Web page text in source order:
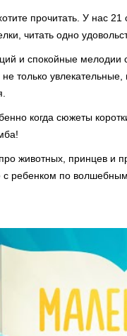
прочитать. У нас
читать одно
и спокойные мелодии
только
когда сюжеты
животных, принцев и
с ребенком по